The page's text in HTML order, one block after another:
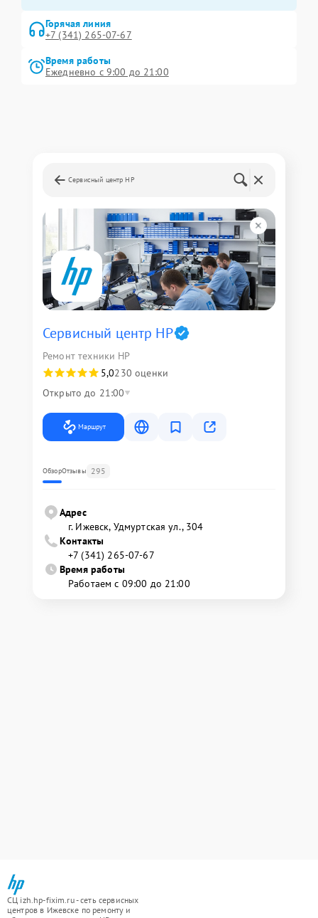
Горячая линия
+7 (341) 265-07-67
Время работы
Ежедневно с 9:00 до 21:00
Сервисный центр HP
Сервисный центр HP
Ремонт техники HP
5,0230 оценки
Открыто до 21:00
Маршрут
ОбзорОтзывы 295
Адрес
г. Ижевск, Удмуртская ул., 304
Контакты
+7 (341) 265-07-67
Время работы
Работаем с 09:00 до 21:00
СЦ izh.hp-fixim.ru - сеть сервисных
центров в Ижевске по ремонту и